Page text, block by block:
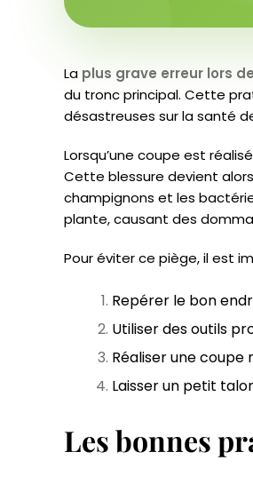
La plus grave erreur lors
du tronc principal. Cette
désastreuses sur la santé
Lorsqu’une coupe est
Cette blessure devient
champignons et les
plante, causant des
Pour éviter ce piège, il est
Repérer le bon
Utiliser des outils
Réaliser une
Laisser un petit
Les bonnes